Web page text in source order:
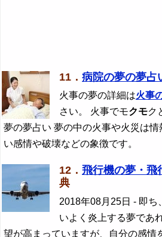
11． 病院の夢の夢占
火事の夢の詳細は火事
さい。 火事でモクモク
夢の夢占い 夢の中の火事や火災は
い感情や破壊などの象徴です。
12． 飛行機の夢・飛
典
2018年08月25日 - 即ち
いよく炎上する夢であ
望が高まっていますが、自分の感情